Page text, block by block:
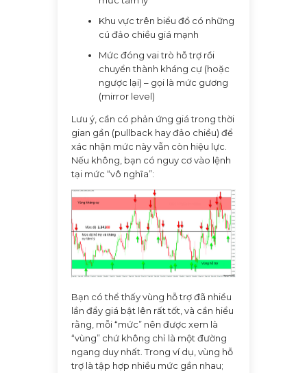
Khu vực trên biểu đồ có những
cú đảo chiều giá mạnh
Mức đóng vai trò hỗ trợ rồi
chuyển thành kháng cự (hoặc
ngược lại) – gọi là mức gương
(mirror level)
Lưu ý, cần có phản ứng giá trong thời
gian gần (pullback hay đảo chiều) để
xác nhận mức này vẫn còn hiệu lực.
Nếu không, bạn có nguy cơ vào lệnh
tại mức “vô nghĩa”:
Bạn có thể thấy vùng hỗ trợ đã nhiều
lần đẩy giá bật lên rất tốt, và cần hiểu
rằng, mỗi “mức” nên được xem là
“vùng” chứ không chỉ là một đường
ngang duy nhất. Trong ví dụ, vùng hỗ
trợ là tập hợp nhiều mức gần nhau;